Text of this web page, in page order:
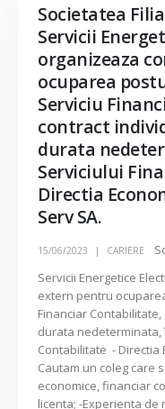
Societatea
Servicii
organizeaza
ocuparea
Serviciu
contract
durata
Serviciului
Directia
Serv SA.
15/06/2023 CARIERE
Servicii Energetice
extern pentru
Financiar
durata nedeterminata,
Contabilitate - Directia
Cautam un coleg care
economice, financiar
licenta; -Experienta de